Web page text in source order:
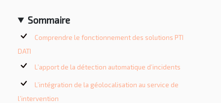
Sommaire
Comprendre le fonctionnement des solutions PTI
DATI
L’apport de la détection automatique d’incidents
L’intégration de la géolocalisation au service de
l’intervention